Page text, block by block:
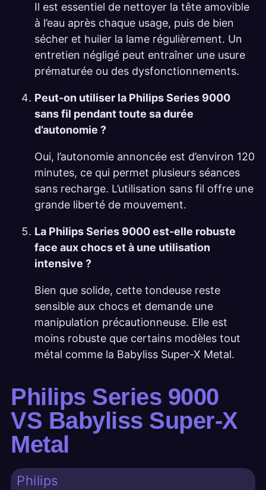
Il est essentiel de nettoyer la tête amovible
à l’eau après chaque usage, puis de bien
sécher et huiler la lame régulièrement. Un
entretien négligé peut entraîner une usure
prématurée ou des dysfonctionnements.
Peut-on utiliser la Philips Series 9000
sans fil pendant toute sa durée
d’autonomie ?
Oui, l’autonomie annoncée est d’environ 120
minutes, ce qui permet plusieurs séances
sans recharge. L’utilisation sans fil offre une
grande liberté de mouvement.
La Philips Series 9000 est-elle robuste
face aux chocs et à une utilisation
intensive ?
Bien que solide, cette tondeuse reste
sensible aux chocs et demande une
manipulation précautionneuse. Elle est
moins robuste que certains modèles tout
métal comme la Babyliss Super-X Metal.
Philips Series 9000
VS Babyliss Super-X
Metal
Philips